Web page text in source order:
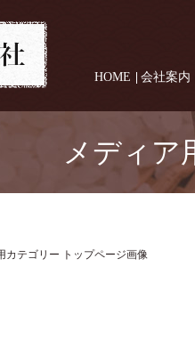
HOME 会社案内
メディア
カテゴリー トップページ画像